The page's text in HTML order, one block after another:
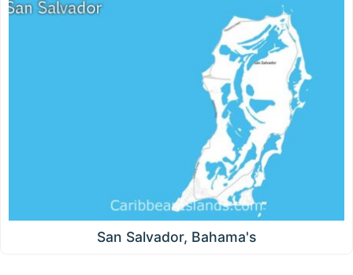
San Salvador, Bahama's